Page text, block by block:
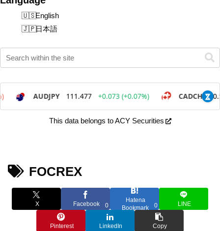
English
日本語
This data belongs to ACY Securities
FOCREX
X Facebook 0
Hatena
Bookmark
0 LINE
Pinterest LinkedIn Copy